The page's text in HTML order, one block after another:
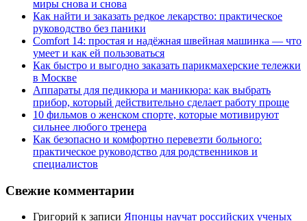
миры снова и снова
Как найти и заказать редкое лекарство: практическое
руководство без паники
Comfort 14: простая и надёжная швейная машинка — что
умеет и как ей пользоваться
Как быстро и выгодно заказать парикмахерские тележки
в Москве
Аппараты для педикюра и маникюра: как выбрать
прибор, который действительно сделает работу проще
10 фильмов о женском спорте, которые мотивируют
сильнее любого тренера
Как безопасно и комфортно перевезти больного:
практическое руководство для родственников и
специалистов
Свежие комментарии
Григорий к записи Японцы научат российских ученых